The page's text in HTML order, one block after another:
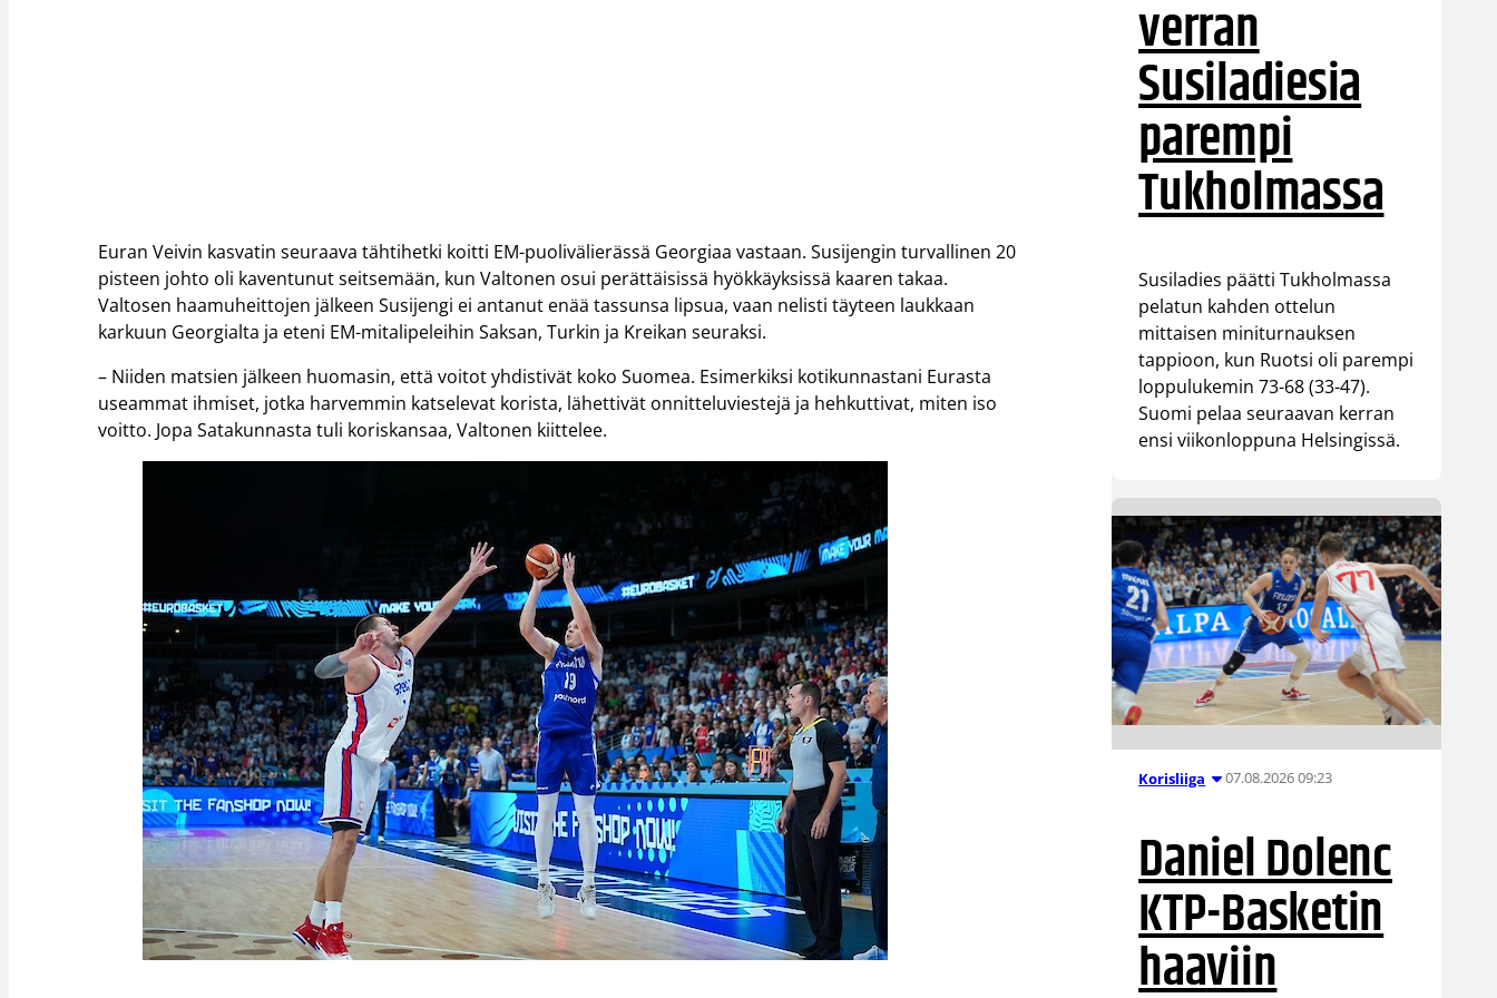
Euran Veivin kasvatin seuraava tähtihetki koitti EM-puolivälierässä Georgiaa vastaan. Susijengin turvallinen 20
pisteen johto oli kaventunut seitsemään, kun Valtonen osui perättäisissä hyökkäyksissä kaaren takaa.
Valtosen haamuheittojen jälkeen Susijengi ei antanut enää tassunsa lipsua, vaan nelisti täyteen laukkaan
karkuun Georgialta ja eteni EM-mitalipeleihin Saksan, Turkin ja Kreikan seuraksi.
– Niiden matsien jälkeen huomasin, että voitot yhdistivät koko Suomea. Esimerkiksi kotikunnastani Eurasta
useammat ihmiset, jotka harvemmin katselevat korista, lähettivät onnitteluviestejä ja hehkuttivat, miten iso
voitto. Jopa Satakunnasta tuli koriskansaa, Valtonen kiittelee.
verran
Susiladiesia
parempi
Tukholmassa
Susiladies päätti Tukholmassa
pelatun kahden ottelun
mittaisen miniturnauksen
tappioon, kun Ruotsi oli parempi
loppulukemin 73-68 (33-47).
Suomi pelaa seuraavan kerran
ensi viikonloppuna Helsingissä.
Korisliiga 07.08.2026 09:23
Daniel Dolenc
KTP-Basketin
haaviin